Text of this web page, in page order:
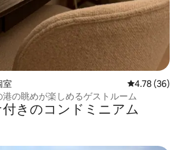
室 レビュー36
4.78 (36)
港の眺めが楽しめるゲストルーム
きのコンドミニアム